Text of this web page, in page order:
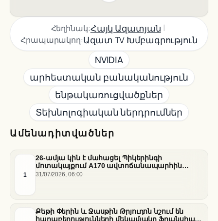
Ամենադիտվածներ
1
26-ամյա կին է մահացել Պիկերինգի
մոտակայքում A170 ավտոճանապարհին
տեղի ունեցած վթարի հետևանքով
31/07/2026, 06:00
Քեթի Փերին և Ջասթին Թրյուդոն նշում են
հարաբերությունների մեկամյակը Ֆրանսիայի
Հեղինակ:Հայկ Ազատյան |
Հրապարակող:Ազատ TV Խմբագրություն
NVIDIA
արհեստական բանականություն
ենթակառուցվածքներ
Տեխնոլոգիական ներդրումներ